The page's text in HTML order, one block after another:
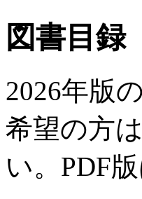
図書目録
2026年版
希望の方
い。PDF